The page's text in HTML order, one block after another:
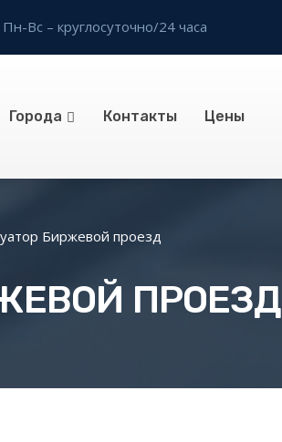
Пн-Вс – круглосуточно/24 часа
Города Контакты Цены
Биржевой проезд
ПРОЕЗД